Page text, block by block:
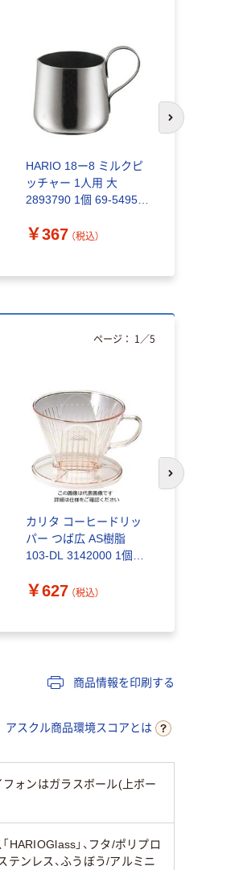
HARIO 18ー8 ミルクピ
ッチャー 1人用 大
2893790 1個 69-5495-
￥367 （税込）
次のスライド
カリタ コーヒードリッ
パー つば広 AS樹脂
103-DL 3142000 1個
￥627 （税込）
ページ： 1 ／5
次のスライド
商品情報を印刷する
アスクル商品環境スコアとは
ォンはガラスボール(上ボー
HARIOGlass」、フタ/ポリプロ
テンレス、ふうぼう/アルミニ